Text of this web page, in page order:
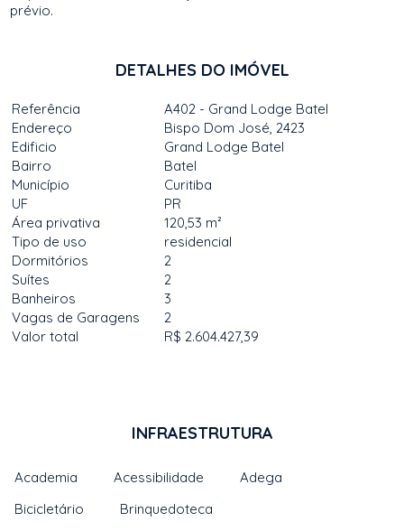
prévio.
DETALHES DO IMÓVEL
Referência
A402 - Grand Lodge Batel
Endereço
Bispo Dom José, 2423
Edificio
Grand Lodge Batel
Bairro
Batel
Município
Curitiba
UF
PR
Área privativa
120,53 m²
Tipo de uso
residencial
Dormitórios
2
Suítes
2
Banheiros
3
Vagas de Garagens
2
Valor total
R$ 2.604.427,39
INFRAESTRUTURA
Academia Acessibilidade
Adega
Bicicletário
Brinquedoteca